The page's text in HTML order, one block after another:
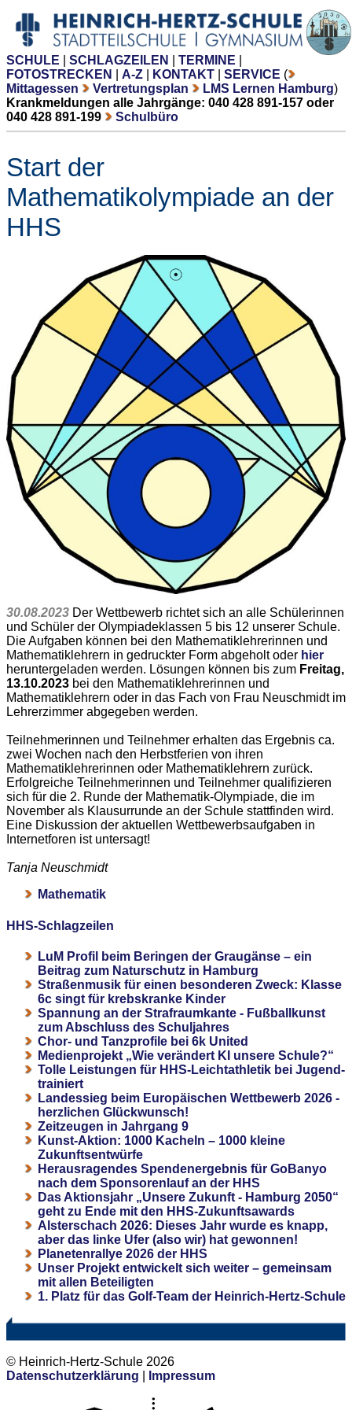
SCHULE SCHLAGZEILEN TERMINE
FOTOSTRECKEN
A-Z KONTAKT SERVICE (
Mittagessen
Vertretungsplan LMS Lernen Hamburg)
Krankmeldungen alle Jahrgänge: 040 428 891-157 oder
040 428 891-199
Schulbüro
Start der
Mathematikolympiade an der
HHS
30.08.2023 Der Wettbewerb richtet sich an alle Schülerinnen
und Schüler der Olympiadeklassen 5 bis 12 unserer Schule.
Die Aufgaben können bei den Mathematiklehrerinnen und
Mathematiklehrern in gedruckter Form abgeholt oder hier
heruntergeladen werden. Lösungen können bis zum Freitag,
13.10.2023 bei den Mathematiklehrerinnen und
Mathematiklehrern oder in das Fach von Frau Neuschmidt im
Lehrerzimmer abgegeben werden.
Teilnehmerinnen und Teilnehmer erhalten das Ergebnis ca.
zwei Wochen nach den Herbstferien von ihren
Mathematiklehrerinnen oder Mathematiklehrern zurück.
Erfolgreiche Teilnehmerinnen und Teilnehmer qualifizieren
sich für die 2. Runde der Mathematik-Olympiade, die im
November als Klausurrunde an der Schule stattfinden wird.
Eine Diskussion der aktuellen Wettbewerbsaufgaben in
Internetforen ist untersagt!
Tanja Neuschmidt
Mathematik
HHS-Schlagzeilen
LuM Profil beim Beringen der Graugänse – ein
Beitrag zum Naturschutz in Hamburg
Straßenmusik für einen besonderen Zweck: Klasse
6c singt für krebskranke Kinder
Spannung an der Strafraumkante - Fußballkunst
zum Abschluss des Schuljahres
Chor- und Tanzprofile bei 6k United
Medienprojekt „Wie verändert KI unsere Schule?“
Tolle Leistungen für HHS-Leichtathletik bei Jugend-
trainiert
Landessieg beim Europäischen Wettbewerb 2026 -
herzlichen Glückwunsch!
Zeitzeugen in Jahrgang 9
Kunst-Aktion: 1000 Kacheln – 1000 kleine
Zukunftsentwürfe
Herausragendes Spendenergebnis für GoBanyo
nach dem Sponsorenlauf an der HHS
Das Aktionsjahr „Unsere Zukunft - Hamburg 2050“
geht zu Ende mit den HHS-Zukunftsawards
Alsterschach 2026: Dieses Jahr wurde es knapp,
aber das linke Ufer (also wir) hat gewonnen!
Planetenrallye 2026 der HHS
Unser Projekt entwickelt sich weiter – gemeinsam
mit allen Beteiligten
1. Platz für das Golf-Team der Heinrich-Hertz-Schule
© Heinrich-Hertz-Schule 2026
Datenschutzerklärung
Impressum